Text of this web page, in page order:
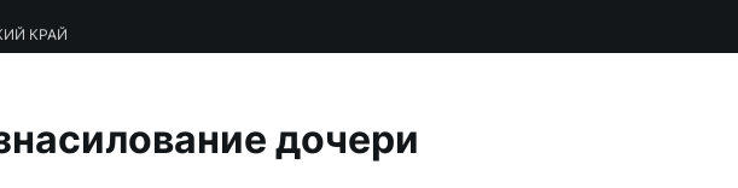
КРАЙ
дочери